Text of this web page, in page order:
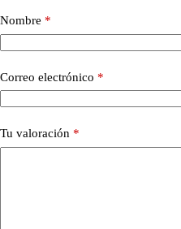
Nombre *
Correo electrónico *
Tu valoración *